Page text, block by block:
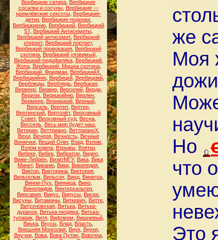
Вербицкие сатира Вербицкие
сосалки и сосуны, Вербицкие —
кремлёвские сексоты, Вербицкие-
детки Вербицкие-подонки
Вербицкиеню Вербицкий Вербицкий
57, Вербицкий Антисемиты,
Вербицкий антисемит, Вербицкий
откроет, Вербицкий портрет,
Вербицкий провокация Вербицкий
скотина, Вербицкий уязвимый,
Вербицкий-педофиляка, Вербицкий.
Жопа, Вербицкий. Мишка скотина,
Вербицкий. Фридман ВербицкийХ
Вербицкийню, Вербицкй, Вербицкмй,
Верблюды, Верблядь, Вербцкая,
Вервеер, Вервир, Вергилий, Верди,
Веризм
Верицкийню Верлен
Вермеер, Верницкий, Верный,
Версаль Вертеп Вертер
Вертинский Вертолёт, Верховный
Совет, Верховный суд Весна
Вессель Весь мир будет наш
Ветеран Веттриано ВеттрианоХ
Вехи, Вечеря, Вечность, Вечные
Вонючки Вещий Олег, Взад Взлом
Взлом компа, Взрывы, Взятки,
Вибеке, Вибер, Вибратор, Видео,
Виже-Лебрён, ВизитМГУ, Вика, Вика
Минет, Виканю Вики Википедия
Виктор Викторина Виктория
Вильгельм
Вильсон, Винд, Винегра,
Винни-Пух
Винница Вино
Виноградов Винтерхальтер
Вирсавия Вирус Вирусы Виски
Висуны Витамины Виткевич Витте
Витухновская, Витька, Витька-
дурачок, Витька-пиздяка, Витька-
тупарик, Витя, Вифлеем Вишневый,
Виька Вкусы Влад Власть
Внешняя Монголия, Внук, Внуки,
Внучки, Вова, Вова Путин, Вовочка,
же
Моя
Но
что
Это